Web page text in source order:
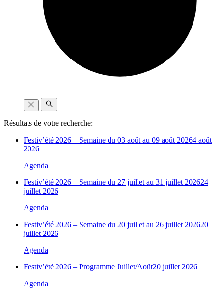
Résultats de votre recherche:
Festiv’été 2026 – Semaine du 03 août au 09 août 20264 août
2026
Agenda
Festiv’été 2026 – Semaine du 27 juillet au 31 juillet 202624
juillet 2026
Agenda
Festiv’été 2026 – Semaine du 20 juillet au 26 juillet 202620
juillet 2026
Agenda
Festiv’été 2026 – Programme Juillet/Août20 juillet 2026
Agenda